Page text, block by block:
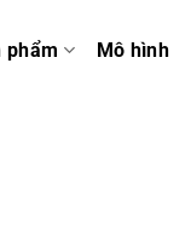
phẩm Mô hình